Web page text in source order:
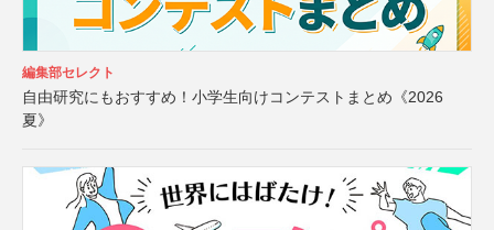
編集部セレクト
自由研究にもおすすめ！小学生向けコンテストまとめ《2026
夏》